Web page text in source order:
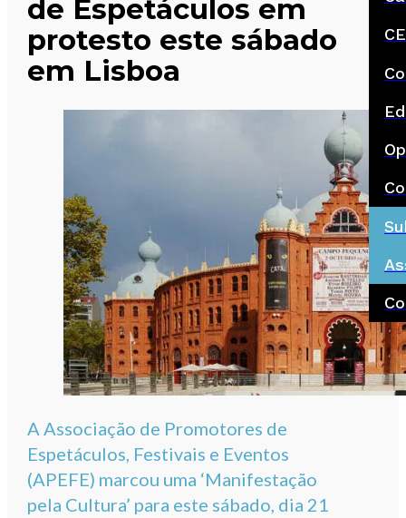
de Espetáculos em
protesto este sábado
em Lisboa
A Associação de Promotores de
Espetáculos, Festivais e Eventos
(APEFE) marcou uma ‘Manifestação
pela Cultura’ para este sábado, dia 21